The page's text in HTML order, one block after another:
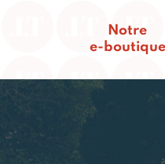
Notre
e-boutique